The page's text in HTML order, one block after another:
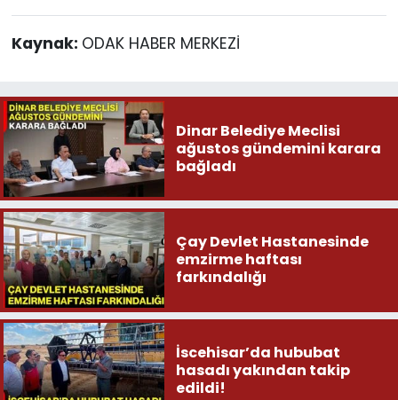
Kaynak: ODAK HABER MERKEZİ
Dinar Belediye Meclisi
ağustos gündemini karara
bağladı
Çay Devlet Hastanesinde
emzirme haftası
farkındalığı
İscehisar’da hububat
hasadı yakından takip
edildi!